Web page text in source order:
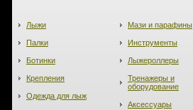
Лыжи
Палки
Ботинки
Крепления
Одежда для лыж
Мази и парафины
Инструменты
Лыжероллеры
Тренажеры и
оборудование
Аксессуары